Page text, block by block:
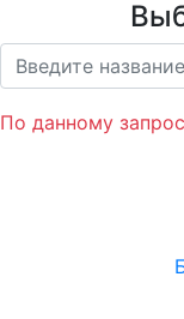
По данному